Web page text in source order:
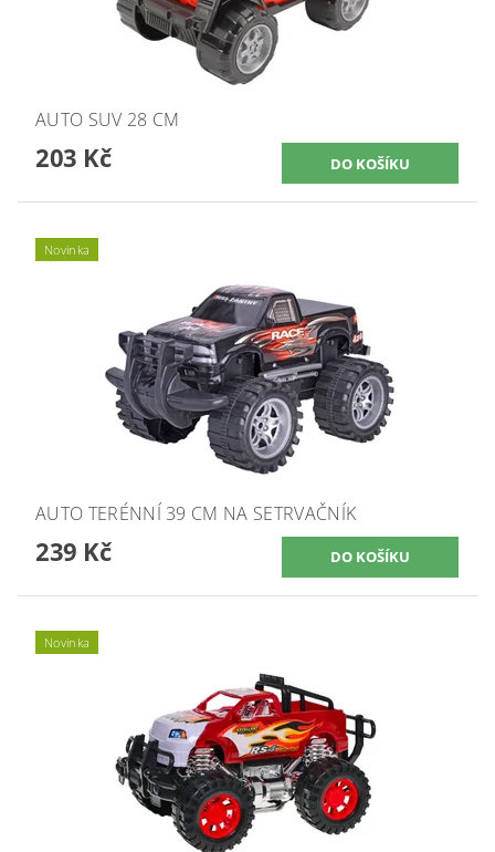
AUTO SUV 28 CM
203 Kč
Novinka
AUTO TERÉNNÍ 39 CM NA SETRVAČNÍK
239 Kč
Novinka